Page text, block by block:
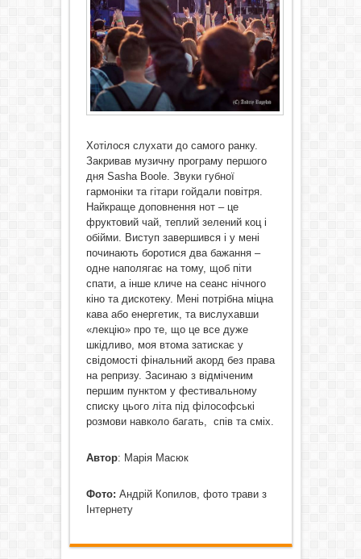
Хотілося слухати до самого ранку.
Закривав музичну програму першого
дня Sasha Boole. Звуки губної
гармоніки та гітари гойдали повітря.
Найкраще доповнення нот – це
фруктовий чай, теплий зелений коц і
обійми. Виступ завершився і у мені
починають боротися два бажання –
одне наполягає на тому, щоб піти
спати, а інше кличе на сеанс нічного
кіно та дискотеку. Мені потрібна міцна
кава або енергетик, та вислухавши
«лекцію» про те, що це все дуже
шкідливо, моя втома затискає у
свідомості фінальний акорд без права
на репризу. Засинаю з відміченим
першим пунктом у фестивальному
списку цього літа під філософські
розмови навколо багать, спів та сміх.
Автор: Марія Масюк
Фото: Андрій Копилов, фото трави з
Інтернету